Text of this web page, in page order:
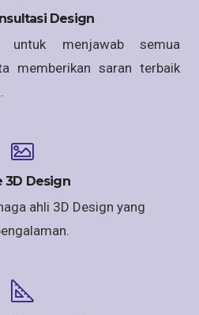
Design
untuk menjawab semua
memberikan saran terbaik
3D Design
ahli 3D Design yang